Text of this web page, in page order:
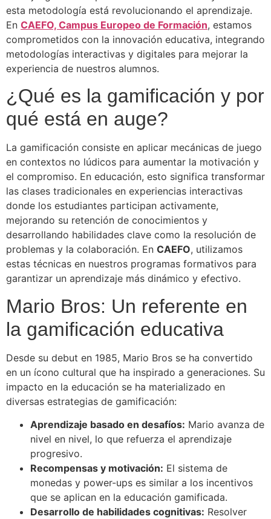
esta metodología está revolucionando el aprendizaje.
En CAEFO, Campus Europeo de Formación, estamos
comprometidos con la innovación educativa, integrando
metodologías interactivas y digitales para mejorar la
experiencia de nuestros alumnos.
¿Qué es la gamificación y por
qué está en auge?
La gamificación consiste en aplicar mecánicas de juego
en contextos no lúdicos para aumentar la motivación y
el compromiso. En educación, esto significa transformar
las clases tradicionales en experiencias interactivas
donde los estudiantes participan activamente,
mejorando su retención de conocimientos y
desarrollando habilidades clave como la resolución de
problemas y la colaboración. En CAEFO, utilizamos
estas técnicas en nuestros programas formativos para
garantizar un aprendizaje más dinámico y efectivo.
Mario Bros: Un referente en
la gamificación educativa
Desde su debut en 1985, Mario Bros se ha convertido
en un ícono cultural que ha inspirado a generaciones. Su
impacto en la educación se ha materializado en
diversas estrategias de gamificación:
Aprendizaje basado en desafíos: Mario avanza de
nivel en nivel, lo que refuerza el aprendizaje
progresivo.
Recompensas y motivación: El sistema de
monedas y power-ups es similar a los incentivos
que se aplican en la educación gamificada.
Desarrollo de habilidades cognitivas: Resolver